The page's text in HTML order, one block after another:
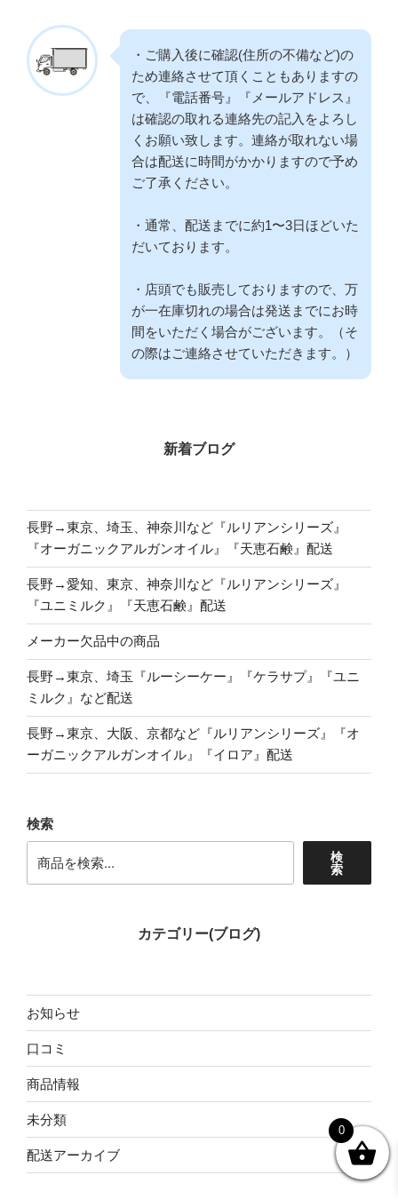
・ご購入後に確認(住所の不備など)の
ため連絡させて頂くこともありますの
で、『電話番号』『メールアドレス』
は確認の取れる連絡先の記入をよろし
くお願い致します。連絡が取れない場
合は配送に時間がかかりますので予め
ご了承ください。
・通常、配送までに約1〜3日ほどいた
だいております。
・店頭でも販売しておりますので、万
が一在庫切れの場合は発送までにお時
間をいただく場合がございます。（そ
の際はご連絡させていただきます。）
新着ブログ
長野→東京、埼玉、神奈川など『ルリアンシリーズ』
『オーガニックアルガンオイル』『天恵石鹸』配送
長野→愛知、東京、神奈川など『ルリアンシリーズ』
『ユニミルク』『天恵石鹸』配送
メーカー欠品中の商品
長野→東京、埼玉『ルーシーケー』『ケラサプ』『ユニ
ミルク』など配送
長野→東京、大阪、京都など『ルリアンシリーズ』『オ
ーガニックアルガンオイル』『イロア』配送
検索
検
索
カテゴリー(ブログ)
お知らせ
口コミ
商品情報
未分類
配送アーカイブ
0